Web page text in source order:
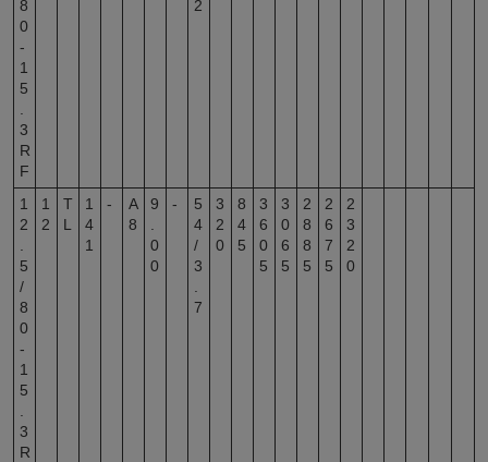
8
0
-
1
5
3
R
F
2
1
2
5
/
8
0
-
1
5
3
R
1
2
T
L
1
4
1
-
A
8
9
0
0
-
5
4
/
3
7
3
2
0
8
4
5
3
6
0
5
3
0
6
5
2
8
8
5
2
6
7
5
2
3
2
0